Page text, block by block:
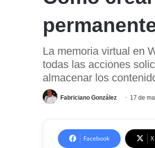
La memoria virtual en
todas las acciones
almacenar los
Fabriciano González 17 de
Facebook X